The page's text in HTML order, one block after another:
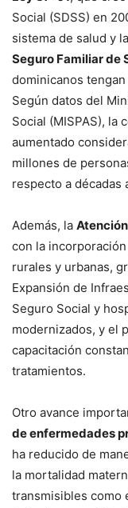
Social (SDSS) en
sistema de salud y
Seguro Familiar de
dominicanos
Según datos del
Social (MISPAS), la
aumentado
millones de
respecto a décadas
Además, la
con la
rurales y urbanas,
Expansión de
Seguro Social y
modernizados, y el
capacitación
tratamientos.
Otro avance
de enfermedades
ha reducido de
la mortalidad
transmisibles como